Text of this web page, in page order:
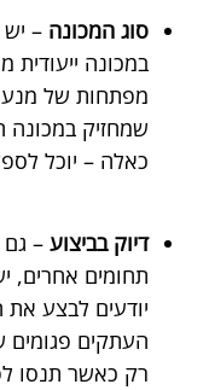
סוג המכונה –
במכונה
מפתחות של
שמחזיק במכונה
כאלה – יוכל
דיוק בביצוע –
תחומים אחרים,
יודעים לבצע
העתקים
רק כאשר תנסו